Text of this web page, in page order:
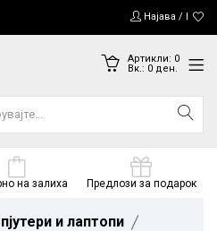
Најава /
Артикли: 0
Вк.: 0ден.
на залиха Предлози за подарок
и лаптопи